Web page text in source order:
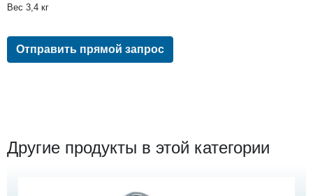
Вес 3,4 кг
Отправить прямой запрос
Другие продукты в этой категории